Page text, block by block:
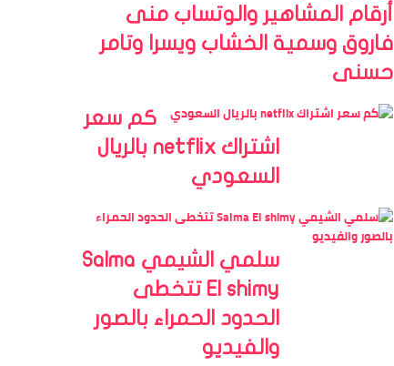
أرقام المشاهير والوتساب منى
فاروق وسمية الخشاب ويسرا وتامر
حسنى
كم سعر
اشتراك netflix بالريال
السعودي
سلمي الشيمي Salma
El shimy تتخطى
الحدود الحمراء بالصور
والفيديو